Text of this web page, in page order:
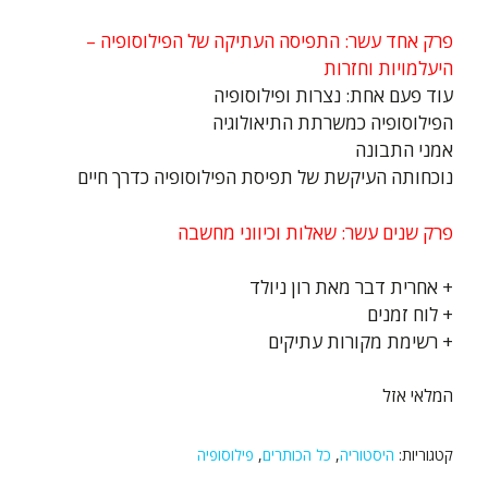
פרק אחד עשר: התפיסה העתיקה של הפילוסופיה –
היעלמויות וחזרות
עוד פעם אחת: נצרות ופילוסופיה
הפילוסופיה כמשרתת התיאולוגיה
אמני התבונה
נוכחותה העיקשת של תפיסת הפילוסופיה כדרך חיים
פרק שנים עשר: שאלות וכיווני מחשבה
+ אחרית דבר מאת רון ניולד
+ לוח זמנים
+ רשימת מקורות עתיקים
המלאי אזל
קטגוריות: היסטוריה, כל הכותרים, פילוסופיה